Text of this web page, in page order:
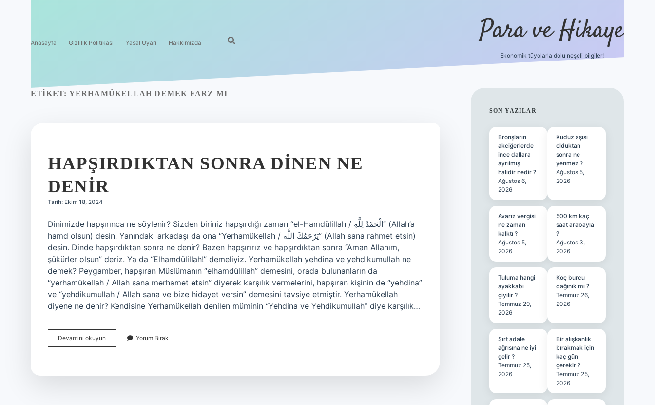
Anasayfa Gizlilik Politikası Yasal Uyarı Hakkımızda Para ve Hikaye
Ekonomik tüyolarla dolu neşeli bilgiler!
ETIKET: YERHAMÜKELLAH DEMEK FARZ MI
HAPŞIRDIKTAN SONRA DINEN NE
DENIR
Tarih: Ekim 18, 2024
Dinimizde hapşırınca ne söylenir? Sizden biriniz hapşırdığı zaman “el-Hamdülillah / الْحَمْدُ لِلَّهِ” (Allah’a
hamd olsun) desin. Yanındaki arkadaşı da ona “Yerhamükellah / يَرْحَمُكَ اللَّه” (Allah sana rahmet etsin)
desin. Dinde hapşırdıktan sonra ne denir? Bazen hapşırırız ve hapşırdıktan sonra “Aman Allahım,
şükürler olsun” deriz. Ya da “Elhamdülillah!” demeliyiz. Yerhamükellah yehdina ve yehdikumullah ne
demek? Peygamber, hapşıran Müslümanın “elhamdülillah” demesini, orada bulunanların da
“yerhamükellah / Allah sana merhamet etsin” diyerek karşılık vermelerini, hapşıran kişinin de “yehdina”
ve “yehdikumullah / Allah sana ve bize hidayet versin” demesini tavsiye etmiştir. Yerhamükellah
diyene ne denir? Kendisine Yerhamükellah denilen müminin “Yehdina ve Yehdikumullah” diye karşılık…
Devamını okuyun Hapşırdıktan
Sonra
Yorum Bırak
SIDEBAR
SON YAZILAR
Bronşların
akciğerlerde
ince dallara
ayrılmış
halidir nedir ?
Ağustos 6,
2026
Kuduz aşısı
olduktan
sonra ne
yenmez ?
Ağustos 5,
2026
Avarız vergisi
ne zaman
kalktı ?
Ağustos 5,
2026
500 km kaç
saat arabayla
?
Ağustos 3,
2026
Tuluma hangi
ayakkabı
giyilir ?
Temmuz 29,
2026
Koç burcu
dağınık mı ?
Temmuz 26,
2026
Sırt adale
ağrısına ne iyi
gelir ?
Temmuz 25,
2026
Bir alışkanlık
bırakmak için
kaç gün
gerekir ?
Temmuz 25,
2026
https://elexbetgiris.org/